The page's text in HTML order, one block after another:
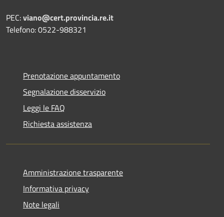
PEC:viano@cert.provincia.re.it
Telefono: 0522-988321
Prenotazione appuntamento
Segnalazione disservizio
Leggi le FAQ
Richiesta assistenza
Amministrazione trasparente
Informativa privacy
Note legali